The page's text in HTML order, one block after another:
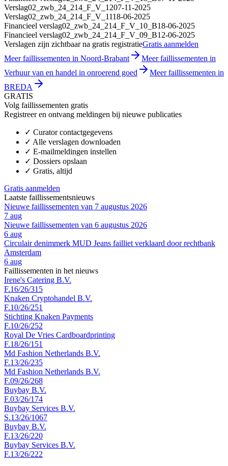
Verslag02_zwb_24_214_F_V_1207-11-2025
Verslag02_zwb_24_214_F_V_1118-06-2025
Financieel verslag02_zwb_24_214_F_V_10_B18-06-2025
Financieel verslag02_zwb_24_214_F_V_09_B12-06-2025
Verslagen zijn zichtbaar na gratis registratieGratis aanmelden
Meer faillissementen in Noord-Brabant
Meer faillissementen in
Verhuur van en handel in onroerend goed
Meer faillissementen in
BREDA
GRATIS
Volg faillissementen gratis
Registreer en ontvang meldingen bij nieuwe publicaties
✓ Curator contactgegevens
✓ Alle verslagen downloaden
✓ E-mailmeldingen instellen
✓ Dossiers opslaan
✓ Gratis, altijd
Gratis aanmelden
Laatste faillissementsnieuws
Nieuwe faillissementen van 7 augustus 2026
7 aug
Nieuwe faillissementen van 6 augustus 2026
6 aug
Circulair denimmerk MUD Jeans failliet verklaard door rechtbank
Amsterdam
6 aug
Faillissementen in het nieuws
Irene's Catering B.V.
F.16/26/315
Knaken Cryptohandel B.V.
F.10/26/251
Stichting Knaken Payments
F.10/26/252
Royal De Vries Cardboardprinting
F.18/26/151
Md Fashion Netherlands B.V.
F.13/26/235
Md Fashion Netherlands B.V.
F.09/26/268
Buybay B.V.
F.03/26/174
Buybay Services B.V.
S.13/26/1067
Buybay B.V.
F.13/26/220
Buybay Services B.V.
F.13/26/222